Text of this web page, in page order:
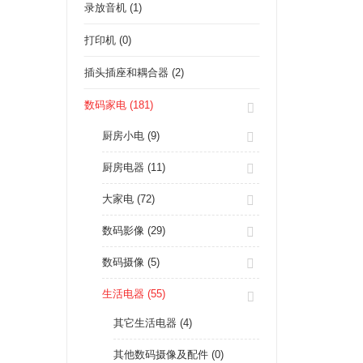
录放音机 (1)
打印机 (0)
插头插座和耦合器 (2)
数码家电 (181)
厨房小电 (9)
厨房电器 (11)
大家电 (72)
数码影像 (29)
数码摄像 (5)
生活电器 (55)
其它生活电器 (4)
其他数码摄像及配件 (0)